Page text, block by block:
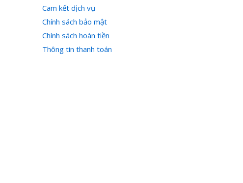
Cam kết dịch vụ
Chính sách bảo mật
Chính sách hoàn tiền
Thông tin thanh toán